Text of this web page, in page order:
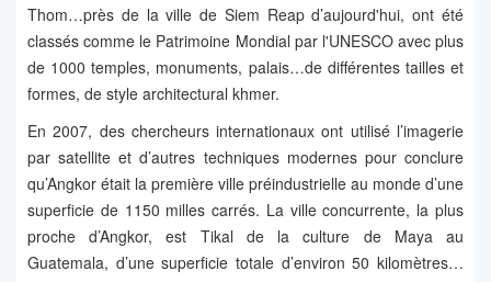
Thom…près de la ville de Siem Reap d’aujourd'hui, ont été
classés comme le Patrimoine Mondial par l'UNESCO avec plus
de 1000 temples, monuments, palais…de différentes tailles et
formes, de style architectural khmer.
En 2007, des chercheurs internationaux ont utilisé l’imagerie
par satellite et d’autres techniques modernes pour conclure
qu’Angkor était la première ville préindustrielle au monde d’une
superficie de 1150 milles carrés. La ville concurrente, la plus
proche d’Angkor, est Tikal de la culture de Maya au
Guatemala, d’une superficie totale d’environ 50 kilomètres…